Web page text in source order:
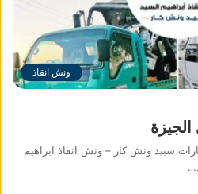
ونش انقاذ
سبيد ونش كار – ونش انقاذ ابراهيم